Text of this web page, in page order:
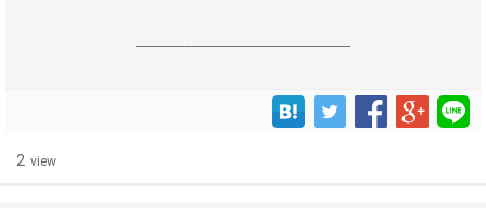
------------------------------------------------------------------
2 view